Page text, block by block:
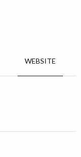
WEBSITE